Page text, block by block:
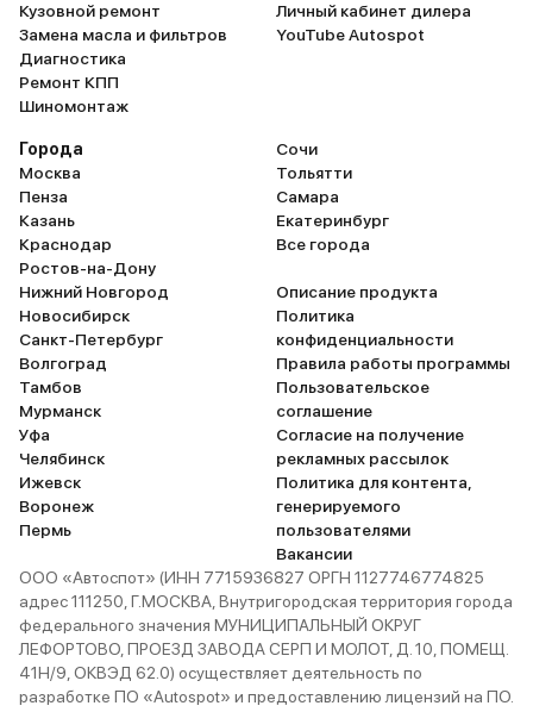
Кузовной ремонт
Замена масла и фильтров
Диагностика
Ремонт КПП
Шиномонтаж
Личный кабинет дилера
YouTube Autospot
Города
Москва
Пенза
Казань
Краснодар
Ростов-на-Дону
Нижний Новгород
Новосибирск
Санкт-Петербург
Волгоград
Тамбов
Мурманск
Уфа
Челябинск
Ижевск
Воронеж
Пермь
Сочи
Тольятти
Самара
Екатеринбург
Все города
Описание продукта
Политика
конфиденциальности
Правила работы программы
Пользовательское
соглашение
Согласие на получение
рекламных рассылок
Политика для контента,
генерируемого
пользователями
Вакансии
ООО «Автоспот» (ИНН 7715936827 ОРГН 1127746774825
адрес 111250, Г.МОСКВА, Внутригородская территория города
федерального значения МУНИЦИПАЛЬНЫЙ ОКРУГ
ЛЕФОРТОВО, ПРОЕЗД ЗАВОДА СЕРП И МОЛОТ, Д. 10, ПОМЕЩ.
41Н/9, ОКВЭД 62.0) осуществляет деятельность по
разработке ПО «Autospot» и предоставлению лицензий на ПО.